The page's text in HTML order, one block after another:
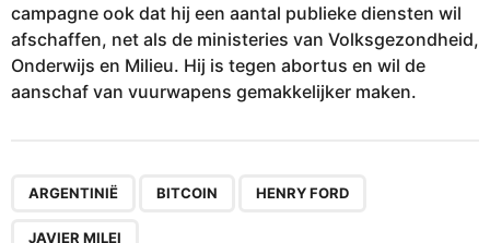
campagne ook dat hij een aantal publieke diensten wil
afschaffen, net als de ministeries van Volksgezondheid,
Onderwijs en Milieu. Hij is tegen abortus en wil de
aanschaf van vuurwapens gemakkelijker maken.
ARGENTINIË BITCOIN HENRY FORD
JAVIER MILEI